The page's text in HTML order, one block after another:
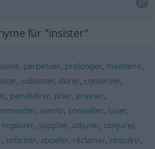
für "insister"
, perpétuer, prolonger, maintenir,
, subsister, durer, conserver,
, persévérer, prier, presser,
, avertir, conseiller, louer,
implorer, supplier, adjurer, conjurer,
, solliciter, appeler, réclamer, requérir,